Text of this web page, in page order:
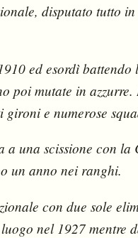
disputato tutto
ed esordì
poi mutate in
e numerose
una scissione con la
un anno nei ranghi.
con due sole
nel 1927 mentre